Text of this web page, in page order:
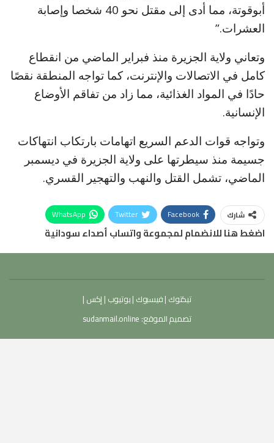
أبوقوتة، مما أدى إلى مقتل نحو 40 شخصا وإصابة
العشرات.”
وتعاني ولاية الجزيرة منذ فبراير الماضي من انقطاع
كامل في الاتصالات والإنترنت، كما تواجه المنطقة نقصًا
حادًا في المواد الغذائية، مما زاد من تفاقم الأوضاع
الإنسانية.
وتواجه قوات الدعم السريع اتهامات بارتكاب انتهاكات
جسيمة منذ سيطرتها على ولاية الجزيرة في ديسمبر
الماضي، تشمل القتل والنهب والتهجير القسري.
شارك Facebook
Twitter
WhatsApp
اضغط هنا للانضمام لمجموعة واتساب أصداء سودانية
تيكتوك |فيسبوك |يوتيوب | إكس |
تصميم الموقع: sudanmail.online